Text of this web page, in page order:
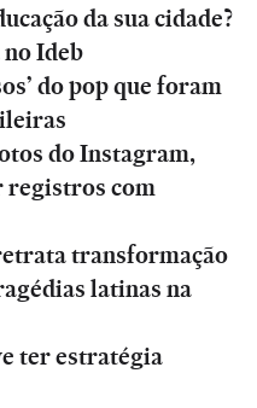
da sua cidade?
no Ideb
do pop que foram
do Instagram,
registros com
transformação
latinas na
ter estratégia